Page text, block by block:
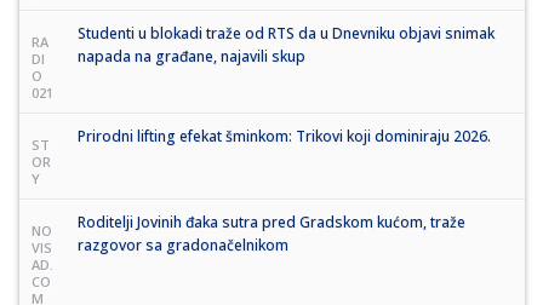
RA
DI
O
021
Studenti u blokadi traže od RTS da u Dnevniku objavi snimak
napada na građane, najavili skup
ST
OR
Y
Prirodni lifting efekat šminkom: Trikovi koji dominiraju 2026.
NO
VIS
AD.
CO
M
Roditelji Jovinih đaka sutra pred Gradskom kućom, traže
razgovor sa gradonačelnikom